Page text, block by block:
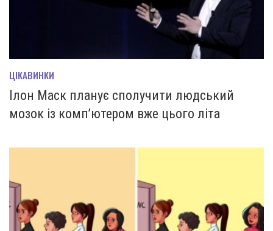
ЦІКАВИНКИ
Ілон Маск планує сполучити людський
мозок із комп’ютером вже цього літа